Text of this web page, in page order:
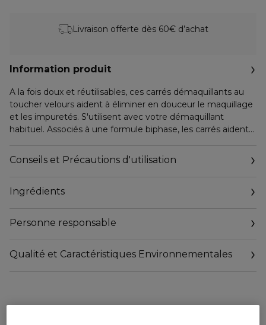
Livraison offerte dès 60€ d’achat
Information produit
A la fois doux et réutilisables, ces carrés démaquillants au
toucher velours aident à éliminer en douceur le maquillage
et les impuretés. S'utilisent avec votre démaquillant
habituel. Associés à une formule biphase, les carrés aident
légèrement exfoliante permet de nettoyer le visage.
peaux, ils deviendront des indispensables dans votre
Le + : Le filet en coton permet de laver les carrés
Conseils et Précautions d'utilisation
Ingrédients
Personne responsable
Qualité et Caractéristiques Environnementales